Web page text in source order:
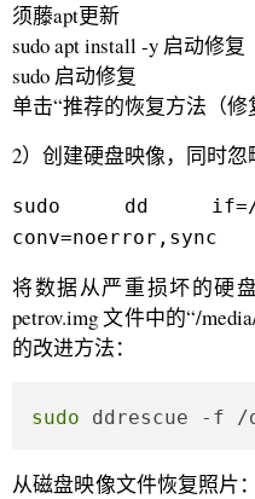
须藤apt更新
sudo apt install -y 启动修复
sudo 启动修复
单击“推荐的恢复方法（修
2）创建硬盘映像，同时忽
sudo dd if=/
conv=noerror,sync
将数据从严重损坏的硬
petrov.img 文件中的“/
的改进方法：
sudo ddrescue -f /
从磁盘映像文件恢复照片